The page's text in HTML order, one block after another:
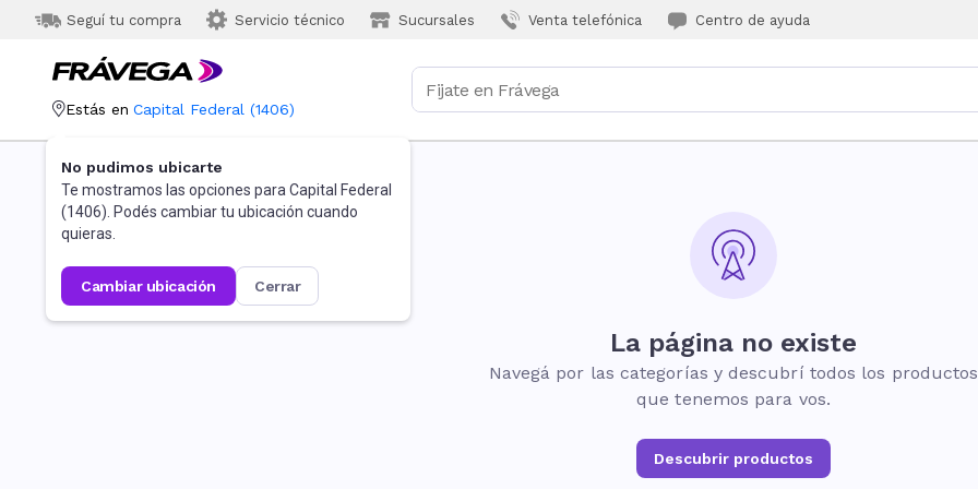
Seguí tu compra Servicio técnico Sucursales Venta telefónica Centro de ayuda
Estás en Capital Federal (1406)
No pudimos ubicarte
Te mostramos las opciones para Capital Federal
(1406). Podés cambiar tu ubicación cuando
quieras.
cambiar ubicación cerrar
La página no existe
Navegá por las categorías y descubrí todos los productos
que tenemos para vos.
Descubrir productos